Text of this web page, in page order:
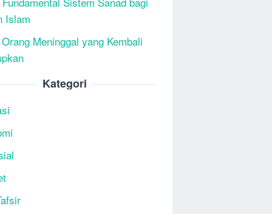
Islam
Meninggal yang Kembali
Kategori